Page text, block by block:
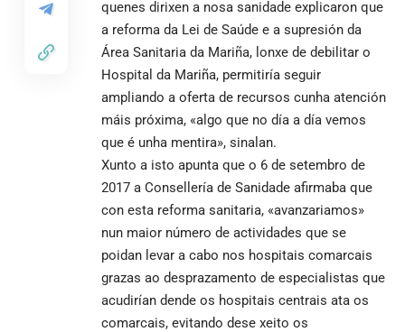
quenes dirixen a nosa sanidade explicaron que
a reforma da Lei de Saúde e a supresión da
Área Sanitaria da Mariña, lonxe de debilitar o
Hospital da Mariña, permitiría seguir
ampliando a oferta de recursos cunha atención
máis próxima, «algo que no día a día vemos
que é unha mentira», sinalan.
Xunto a isto apunta que o 6 de setembro de
2017 a Consellería de Sanidade afirmaba que
con esta reforma sanitaria, «avanzariamos»
nun maior número de actividades que se
poidan levar a cabo nos hospitais comarcais
grazas ao desprazamento de especialistas que
acudirían dende os hospitais centrais ata os
comarcais, evitando dese xeito os